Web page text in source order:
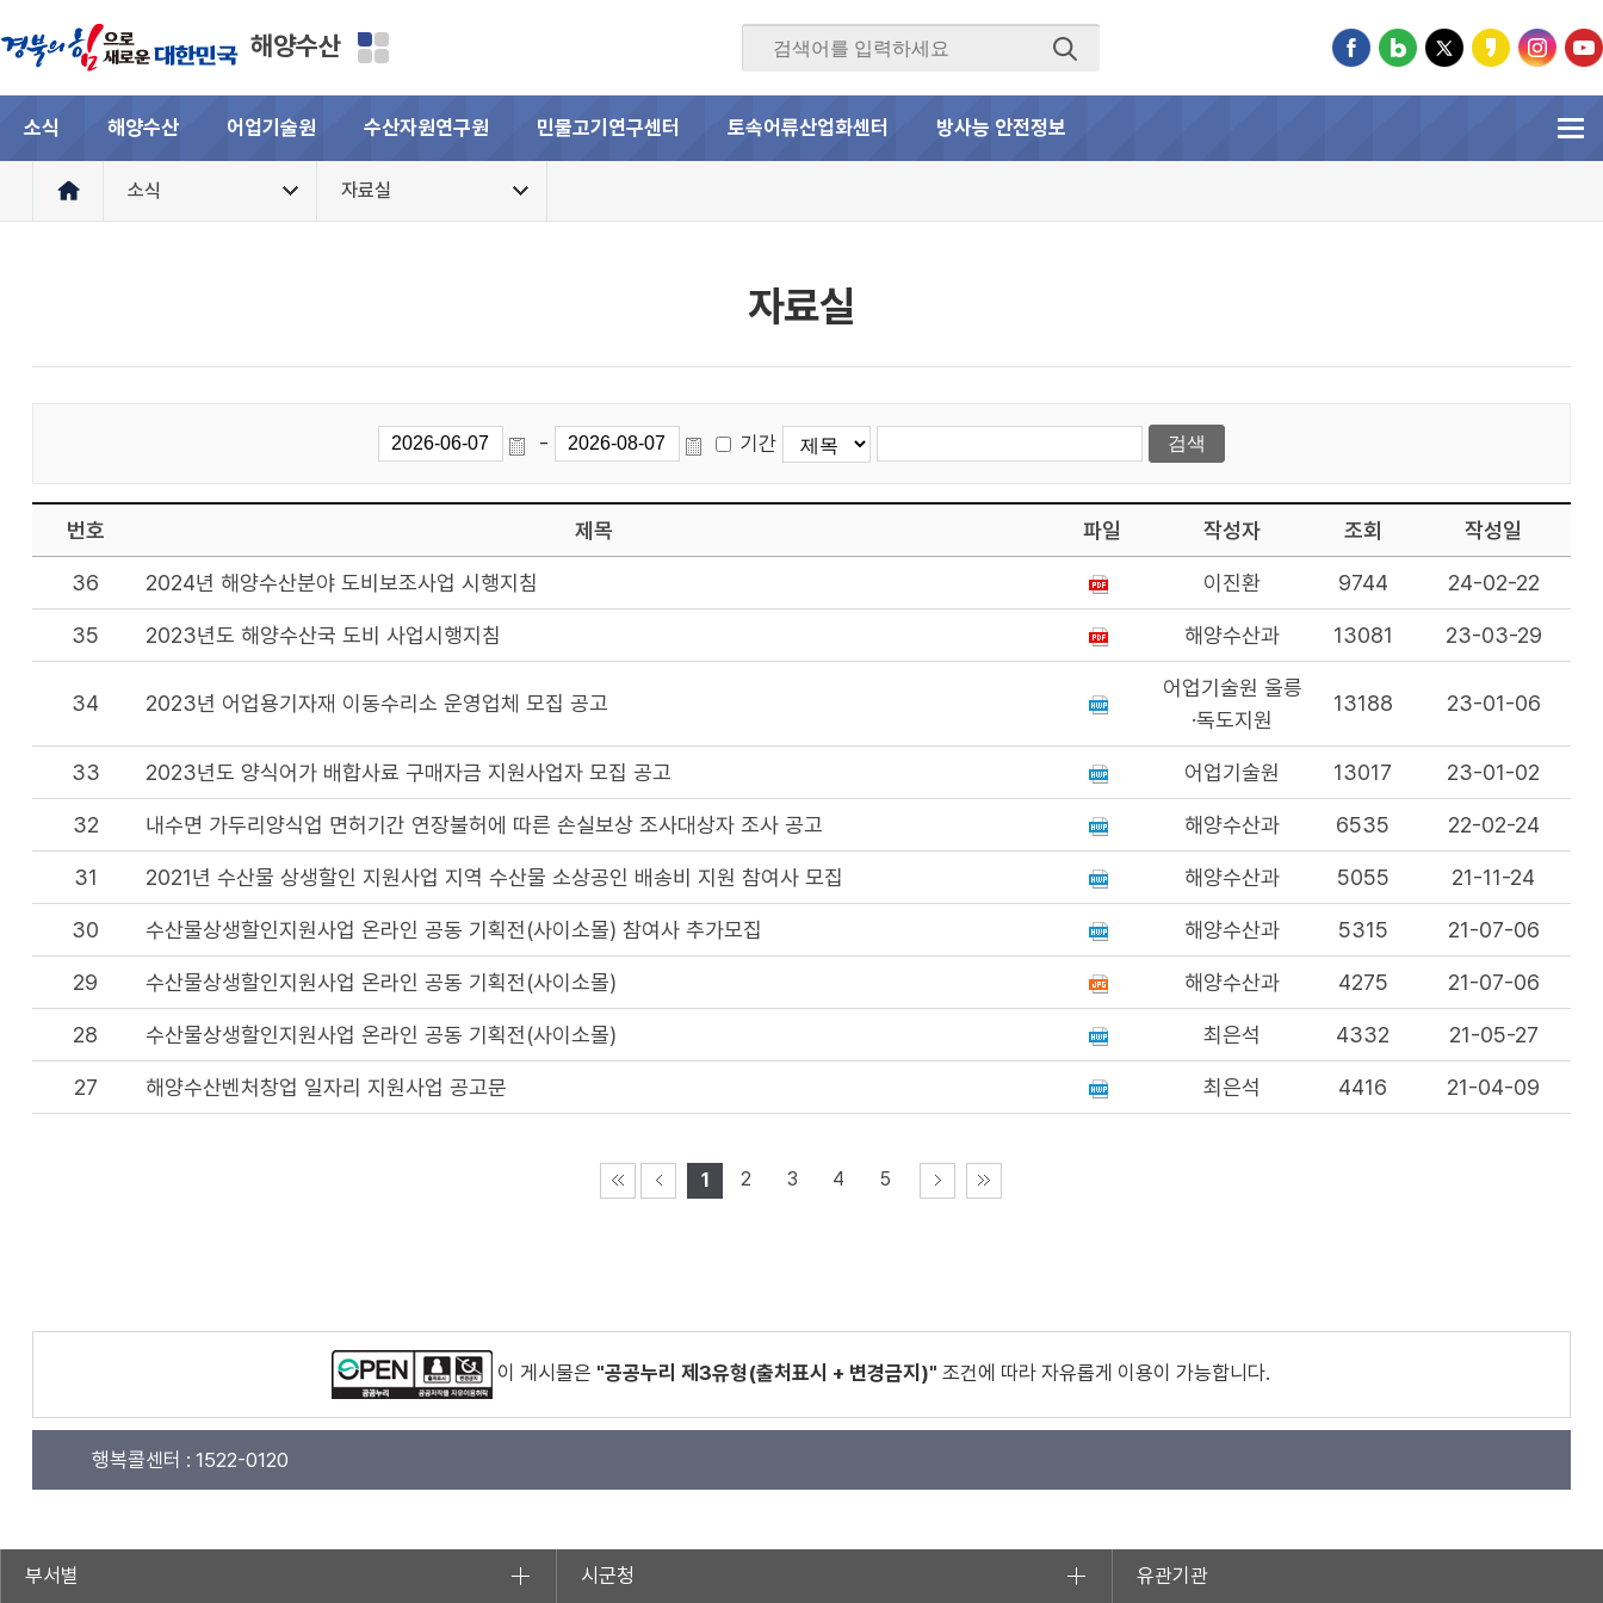
해양수산
소식 해양수산 어업기술원 수산자원연구원 민물고기연구센터 토속어류산업화센터 방사능 안전정보
소식 자료실
자료실
- 기간
번호 제목 파일 작성자 조회 작성일
36 2024년 해양수산분야 도비보조사업 시행지침 이진환 9744 24-02-22
35 2023년도 해양수산국 도비 사업시행지침 해양수산과 13081 23-03-29
34 2023년 어업용기자재 이동수리소 운영업체 모집 공고
어업기술원 울릉
·독도지원
13188 23-01-06
33 2023년도 양식어가 배합사료 구매자금 지원사업자 모집 공고 어업기술원 13017 23-01-02
32 내수면 가두리양식업 면허기간 연장불허에 따른 손실보상 조사대상자 조사 공고 해양수산과 6535 22-02-24
31 2021년 수산물 상생할인 지원사업 지역 수산물 소상공인 배송비 지원 참여사 모집 해양수산과 5055 21-11-24
30 수산물상생할인지원사업 온라인 공동 기획전(사이소몰) 참여사 추가모집 해양수산과 5315 21-07-06
29 수산물상생할인지원사업 온라인 공동 기획전(사이소몰) 해양수산과 4275 21-07-06
28 수산물상생할인지원사업 온라인 공동 기획전(사이소몰) 최은석 4332 21-05-27
27 해양수산벤처창업 일자리 지원사업 공고문 최은석 4416 21-04-09
1 2 3 4 5
이 게시물은 "공공누리 제3유형(출처표시 + 변경금지)" 조건에 따라 자유롭게 이용이 가능합니다.
행복콜센터 : 1522-0120
부서별 시군청 유관기관